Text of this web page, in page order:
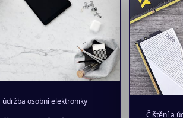
údržba osobní elektroniky
Čištění a